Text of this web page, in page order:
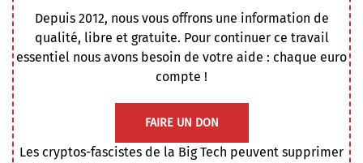
Depuis 2012, nous vous offrons une information de
qualité, libre et gratuite. Pour continuer ce travail
essentiel nous avons besoin de votre aide : chaque euro
compte !
FAIRE UN DON
Les cryptos-fascistes de la Big Tech peuvent supprimer